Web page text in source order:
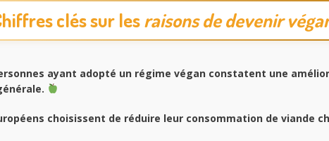
clés sur lesraisons de devenir
ayant adopté un régime végan constatent une
choisissent de réduire leur consommation de viande